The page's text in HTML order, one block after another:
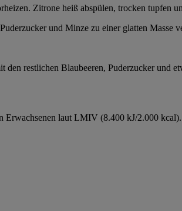
Zitrone heiß abspülen, trocken tupfen
und Minze zu einer glatten
den restlichen Blaubeeren, Puderzucker und
Erwachsenen laut LMIV (8.400 kJ/2.000 kcal).